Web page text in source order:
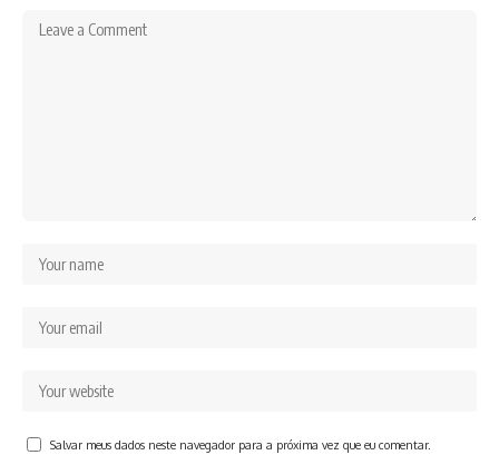
Salvar meus dados neste navegador para a próxima vez que eu comentar.